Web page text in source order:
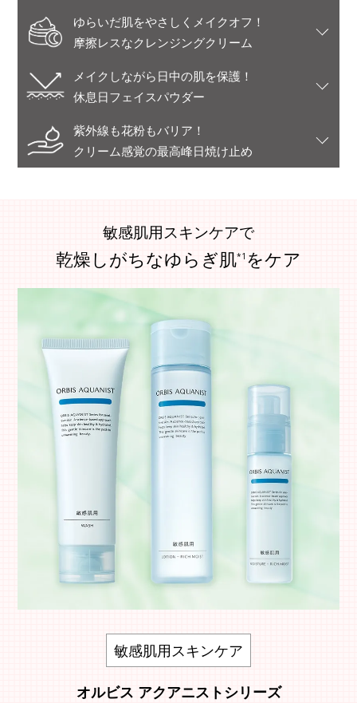
ゆらいだ肌をやさしくメイクオフ！
摩擦レスなクレンジングクリーム
メイクしながら日中の肌を保護！
休息日フェイスパウダー
紫外線も花粉もバリア！
クリーム感覚の最高峰日焼け止め
敏感肌用スキンケアで
乾燥しがちなゆらぎ肌*1 をケア
敏感肌用スキンケア
オルビス アクアニストシリーズ